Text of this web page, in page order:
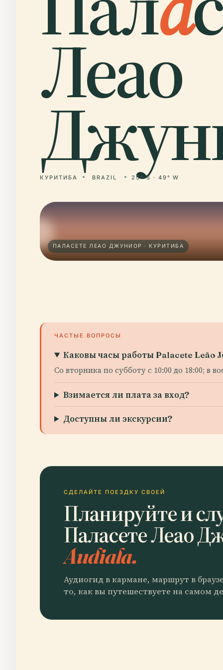
Леао
КУРИТИБА BRAZIL 25° S · 49° W
ПАЛАСЕТЕ ЛЕАО ДЖУНИОР · КУРИТИБА
ЧАСТЫЕ ВОПРОСЫ
Каковы часы работы Palacete Leão
Со вторника по субботу с 10:00 до 18:00; в
Взимается ли плата за вход?
Доступны ли экскурсии?
СДЕЛАЙТЕ ПОЕЗДКУ СВОЕЙ
Планируйте и
Паласете Леао
Audiala.
Аудиогид в кармане, маршрут в
то, как вы путешествуете на самом